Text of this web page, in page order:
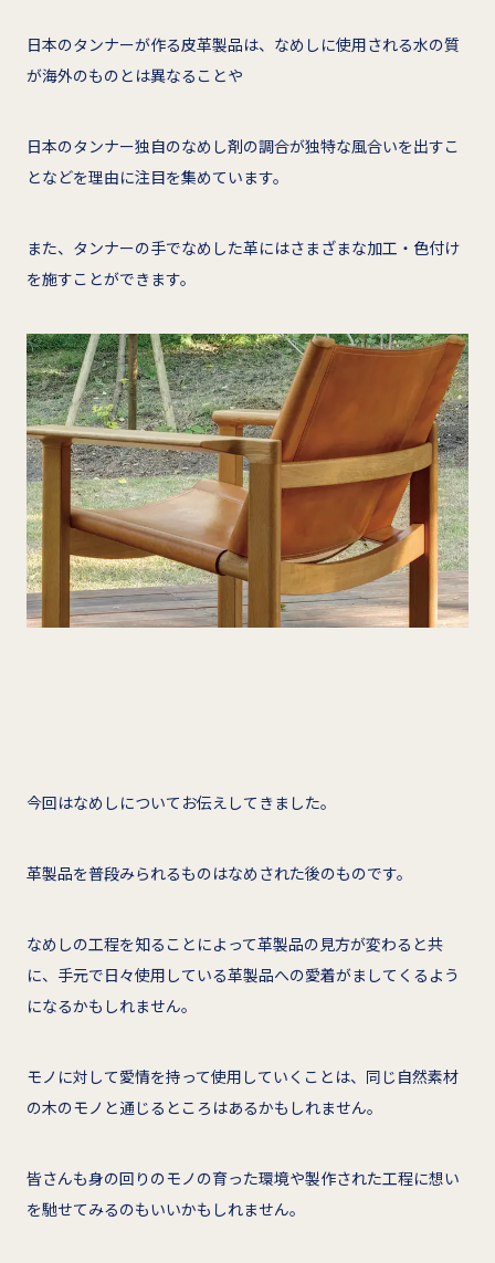
日本のタンナーが作る皮革製品は、なめしに使用される水の質
が海外のものとは異なることや
日本のタンナー独自のなめし剤の調合が独特な風合いを出すこ
となどを理由に注目を集めています。
また、タンナーの手でなめした革にはさまざまな加工・色付け
を施すことができます。
今回はなめしについてお伝えしてきました。
革製品を普段みられるものはなめされた後のものです。
なめしの工程を知ることによって革製品の見方が変わると共
に、手元で日々使用している革製品への愛着がましてくるよう
になるかもしれません。
モノに対して愛情を持って使用していくことは、同じ自然素材
の木のモノと通じるところはあるかもしれません。
皆さんも身の回りのモノの育った環境や製作された工程に想い
を馳せてみるのもいいかもしれません。